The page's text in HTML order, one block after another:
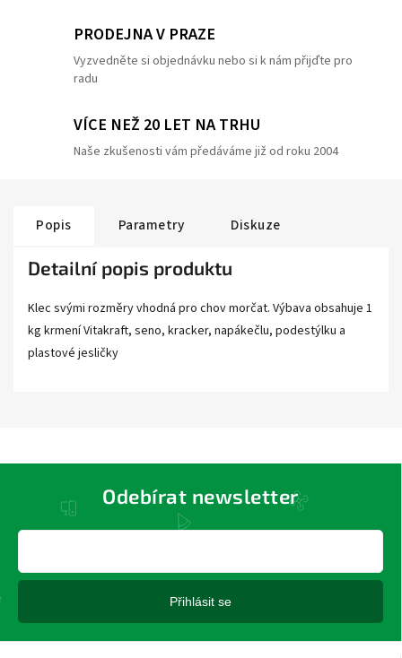
PRODEJNA V PRAZE
Vyzvedněte si objednávku nebo si k nám přijďte pro
radu
VÍCE NEŽ 20 LET NA TRHU
Naše zkušenosti vám předáváme již od roku 2004
Popis Parametry Diskuze
Detailní popis produktu
Klec svými rozměry vhodná pro chov morčat. Výbava obsahuje 1
kg krmení Vitakraft, seno, kracker, napákečlu, podestýlku a
plastové jesličky
Odebírat newsletter
Přihlásit se